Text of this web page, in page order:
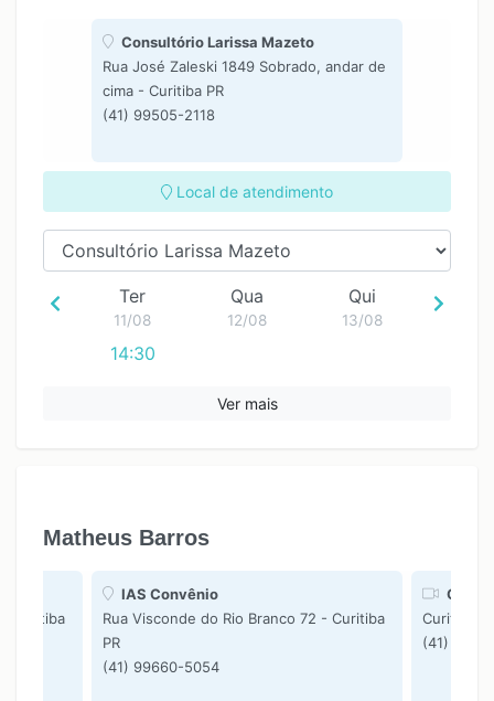
Consultório Larissa Mazeto
Rua José Zaleski 1849 Sobrado, andar de
cima - Curitiba PR
(41) 99505-2118
Local de atendimento
Ter
11/08
14:30
Qua
12/08
Qui
13/08
Ver mais
Matheus Barros
Curitiba
IAS Convênio
Rua Visconde do Rio Branco 72 - Curitiba
PR
(41) 99660-5054
Online
Curitiba
(41)